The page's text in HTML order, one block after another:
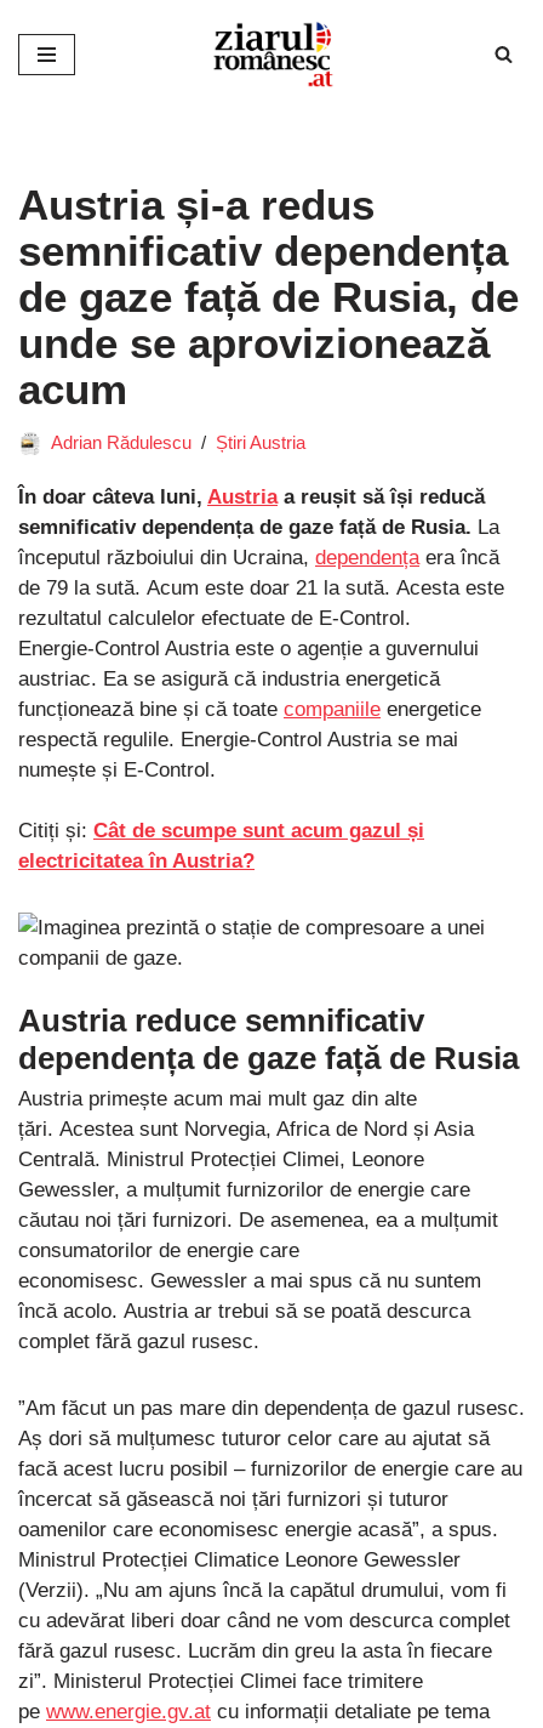
Sari
Austria și-a redus
semnificativ dependența
de gaze față de Rusia, de
unde se aprovizionează
acum
Adrian Rădulescu Știri Austria
În doar câteva luni, Austriaa reușit să își reducă
semnificativ dependența de gaze față de Rusia. La
începutul războiului din Ucraina, dependențaera încă
de 79 la sută. Acum este doar 21 la sută. Acesta este
rezultatul calculelor efectuate de E-Control.
Energie-Control Austria este o agenție a guvernului
austriac. Ea se asigură că industria energetică
funcționează bine și că toate companiile energetice
respectă regulile. Energie-Control Austria se mai
numește și E-Control.
Citiți și: Cât de scumpe sunt acum gazul și
electricitatea în Austria?
Austria reduce semnificativ
dependența de gaze față de Rusia
Austria primește acum mai mult gaz din alte
țări. Acestea sunt Norvegia, Africa de Nord și Asia
Centrală. Ministrul Protecției Climei, Leonore
Gewessler, a mulțumit furnizorilor de energie care
căutau noi țări furnizori. De asemenea, ea a mulțumit
consumatorilor de energie care
economisesc. Gewessler a mai spus că nu suntem
încă acolo. Austria ar trebui să se poată descurca
complet fără gazul rusesc.
”Am făcut un pas mare din dependența de gazul rusesc.
Aș dori să mulțumesc tuturor celor care au ajutat să
facă acest lucru posibil – furnizorilor de energie care au
încercat să găsească noi țări furnizori și tuturor
oamenilor care economisesc energie acasă”, a spus.
Ministrul Protecției Climatice Leonore Gewessler
(Verzii). „Nu am ajuns încă la capătul drumului, vom fi
cu adevărat liberi doar când ne vom descurca complet
fără gazul rusesc. Lucrăm din greu la asta în fiecare
zi”. Ministerul Protecției Climei face trimitere
pe www.energie.gv.at cu informații detaliate pe tema